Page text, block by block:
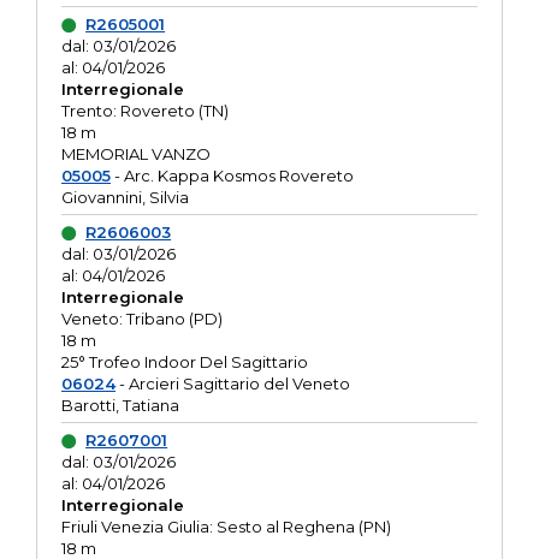
R2605001
dal: 03/01/2026
al: 04/01/2026
Interregionale
Trento: Rovereto (TN)
18 m
MEMORIAL VANZO
05005- Arc. Kappa Kosmos Rovereto
Giovannini, Silvia
R2606003
dal: 03/01/2026
al: 04/01/2026
Interregionale
Veneto: Tribano (PD)
18 m
25° Trofeo Indoor Del Sagittario
06024- Arcieri Sagittario del Veneto
Barotti, Tatiana
R2607001
dal: 03/01/2026
al: 04/01/2026
Interregionale
Friuli Venezia Giulia: Sesto al Reghena (PN)
18 m